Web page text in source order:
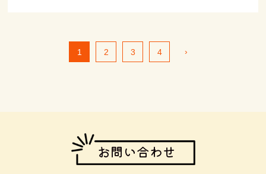
1 2 3 4 ›
お問い合わせ